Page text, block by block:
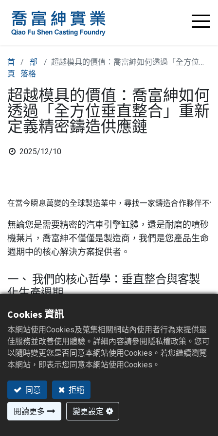
首
頁
部
落格
超越模具的價值：喬富紳如何透過「全方位垂直整合」重新定義精密鑄造供應鏈
超越模具的價值：喬富紳如何
透過「全方位垂直整合」重新
定義精密鑄造供應鏈
2025/12/10
在當今瞬息萬變的全球製造業中，尋找一家鑄造合作夥伴不
無論您是需要精密的汽車引擎缸體，還是耐磨的噴砂
機葉片，喬富紳不僅僅是製造商，我們是您產品生命
週期中的核心解決方案提供者。
一、 我們的核心哲學：垂直整合與客製
化生產週期
市面上許多供應商只負責「澆注」，而將模具、後處
理或檢驗外包。這往往導致責任歸屬不清、交期延
誤。喬富紳選擇了一條不同的路：全方位服務的垂直
一體化（Vertical Integration）。
1. 從 5kg 到 5,000kg 的跨度
我們的生產能力極具彈性。無論是小巧精密的手工具
零件、調整扳手，還是重達數噸的大型工具機底座，
我們都能在同一套品質管理體系下完成。
Cookies 資訊
本網站使用Cookies及蒐集相關網站內使用者行為來提供最
佳服務並改善使用體驗。詳細內容請參閱隱私權政策。您可
以隨時變更您是否同意本網站使用Cookies。若您繼續瀏覽
本網站，即表示您同意本網站使用Cookies。
同意 拒絕
閱讀更多 變更設定